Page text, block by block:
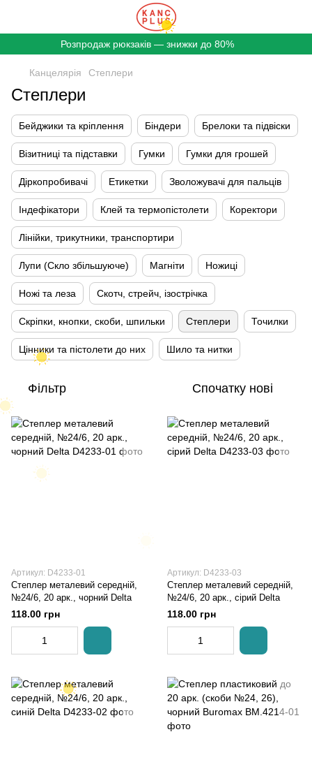
Розпродаж рюкзаків — знижки до 80%
Канцелярія Степлери
Степлери
Бейджики та кріплення Біндери Брелоки та підвіски
Візитниці та підставки Гумки Гумки для грошей
Діркопробивачі Етикетки Зволожувачі для пальців
Індефікатори Клей та термопістолети Коректори
Лінійки, трикутники, транспортири
Лупи (Скло збільшуюче) Магніти Ножиці
Ножі та леза Скотч, стрейч, ізострічка
Скріпки, кнопки, скоби, шпильки Степлери Точилки
Цінники та пістолети до них Шило та нитки
Фільтр Спочатку нові
Артикул: D4233-01
Степлер металевий середній,
№24/6, 20 арк., чорний Delta
118.00 грн
Артикул: D4233-03
Степлер металевий середній,
№24/6, 20 арк., сірий Delta
118.00 грн